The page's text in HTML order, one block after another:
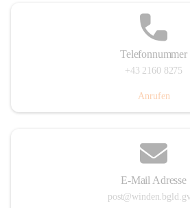
Telefonnummer
+43 2160 8275
Anrufen
E-Mail Adresse